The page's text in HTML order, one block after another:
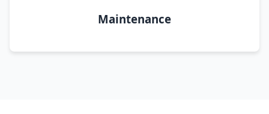
Maintenance